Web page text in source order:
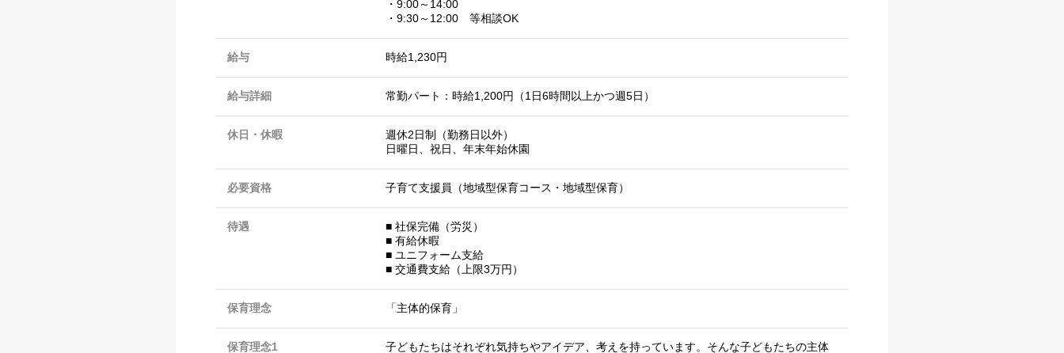
・9:00～14:00
・9:30～12:00 等相談OK
給与 時給1,230円
給与詳細 常勤パート：時給1,200円（1日6時間以上かつ週5日）
休日・休暇
週休2日制（勤務日以外）
日曜日、祝日、年末年始休園
必要資格 子育て支援員（地域型保育コース・地域型保育）
待遇
■ 社保完備（労災）
■ 有給休暇
■ ユニフォーム支給
■ 交通費支給（上限3万円）
保育理念 「主体的保育」
保育理念1
子どもたちはそれぞれ気持ちやアイデア、考えを持っています。そんな子どもたちの主体